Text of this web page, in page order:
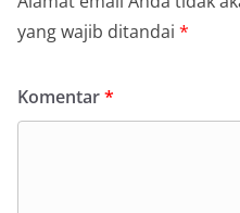
yang wajib ditandai *
Komentar*